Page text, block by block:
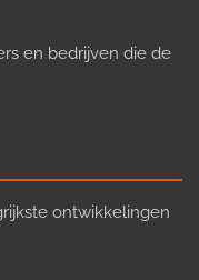
en bedrijven die de
ontwikkelingen